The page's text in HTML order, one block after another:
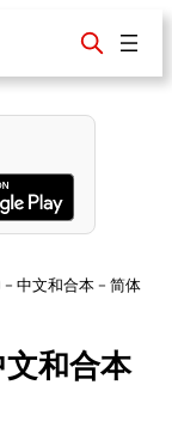
中文和合本 – 简体
和合本